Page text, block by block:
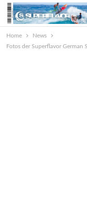
Home
News
Fotos der Superflavor German